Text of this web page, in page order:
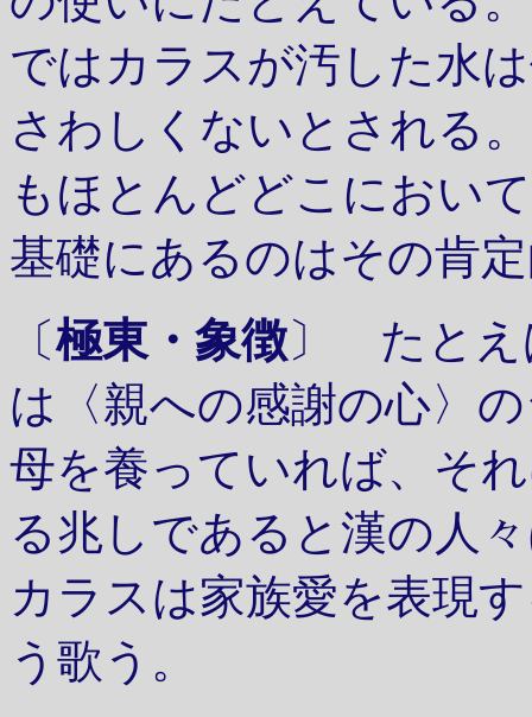
ではカラスが汚した水
さわしくないとされる
もほとんどどこにおい
基礎にあるのはその肯
〔極東・象徴〕 たとえ
は〈親への感謝の心〉
母を養っていれば、そ
る兆しであると漢の人
カラスは家族愛を表現
う歌う。